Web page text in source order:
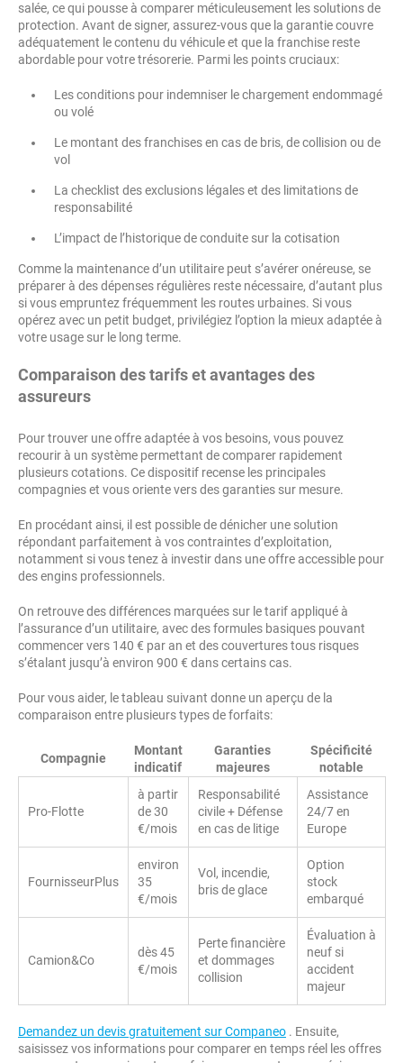
salée, ce qui pousse à comparer méticuleusement les solutions de
protection. Avant de signer, assurez-vous que la garantie couvre
adéquatement le contenu du véhicule et que la franchise reste
abordable pour votre trésorerie. Parmi les points cruciaux:
Les conditions pour indemniser le chargement endommagé
ou volé
Le montant des franchises en cas de bris, de collision ou de
vol
La checklist des exclusions légales et des limitations de
responsabilité
L’impact de l’historique de conduite sur la cotisation
Comme la maintenance d’un utilitaire peut s’avérer onéreuse, se
préparer à des dépenses régulières reste nécessaire, d’autant plus
si vous empruntez fréquemment les routes urbaines. Si vous
opérez avec un petit budget, privilégiez l’option la mieux adaptée à
votre usage sur le long terme.
Comparaison des tarifs et avantages des
assureurs
Pour trouver une offre adaptée à vos besoins, vous pouvez
recourir à un système permettant de comparer rapidement
plusieurs cotations. Ce dispositif recense les principales
compagnies et vous oriente vers des garanties sur mesure.
En procédant ainsi, il est possible de dénicher une solution
répondant parfaitement à vos contraintes d’exploitation,
notamment si vous tenez à investir dans une offre accessible pour
des engins professionnels.
On retrouve des différences marquées sur le tarif appliqué à
l’assurance d’un utilitaire, avec des formules basiques pouvant
commencer vers 140 € par an et des couvertures tous risques
s’étalant jusqu’à environ 900 € dans certains cas.
Pour vous aider, le tableau suivant donne un aperçu de la
comparaison entre plusieurs types de forfaits:
Compagnie
Montant
indicatif
Garanties
majeures
Spécificité
notable
Pro-Flotte
à partir
de 30
€/mois
Responsabilité
civile + Défense
en cas de litige
Assistance
24/7 en
Europe
FournisseurPlus
environ
35
€/mois
Vol, incendie,
bris de glace
Option
stock
embarqué
Camion&Co
dès 45
€/mois
Perte financière
et dommages
collision
Évaluation à
neuf si
accident
majeur
Demandez un devis gratuitement sur Companeo . Ensuite,
saisissez vos informations pour comparer en temps réel les offres